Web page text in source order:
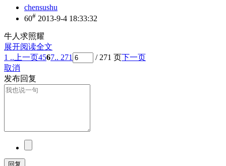
chensushu
60# 2013-9-4 18:33:32
牛人求照耀
展开阅读全文
1 .. 上一页4567.. 271 / 271 页下一页
取消
发布回复
回复